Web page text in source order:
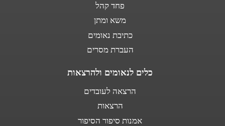
פחד קהל
משא ומתן
כתיבת נאומים
העברת מסרים
כלים לנאומים ולהרצאות
הרצאה לעובדים
הרצאות
אמנות סיפור הסיפור